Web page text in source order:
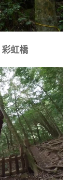
彩虹橋